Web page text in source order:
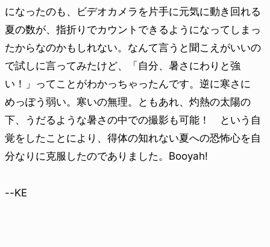
になったのも、ビデオカメラを片手に元気に動き回れる
夏の数が、指折りでカウントできるようになってしまっ
たからなのかもしれない。なんて言うと聞こえがいいの
で試しに言ってみたけど、「自分、暑さにわりと強
い！」ってことがわかっちゃったんです。逆に寒さに
めっぽう弱い。寒いの無理。ともあれ、灼熱の太陽の
下、うだるような暑さの中での撮影も可能！ という自
覚をしたことにより、得体の知れない夏への恐怖心を自
分なりに克服したのでありました。Booyah!
--KE